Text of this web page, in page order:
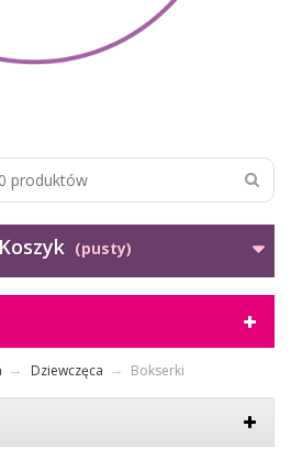
Koszyk (pusty)
Dziewczęca Bokserki